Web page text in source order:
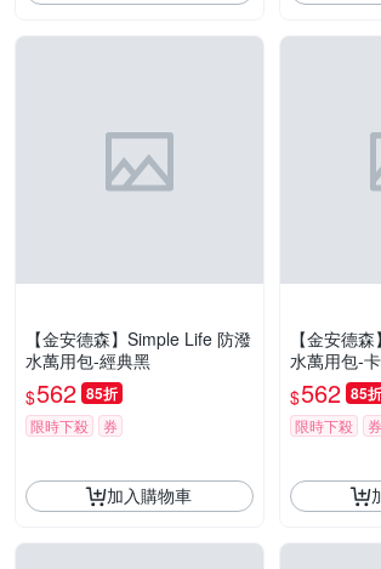
【金安德森】Simple Life 防潑
水萬用包-經典黑
$562 85折
限時下殺 券
加入購物車
【金安德
水萬用包-
$562 85折
限時下殺 券